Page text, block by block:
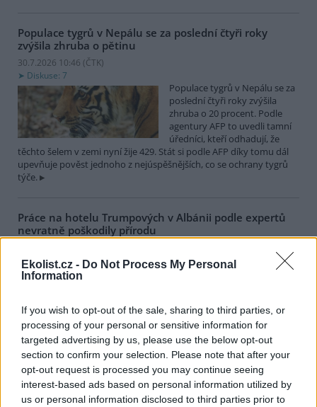
Ekolist.cz - Do Not Process My Personal
Information
If you wish to opt-out of the sale, sharing to third parties, or
processing of your personal or sensitive information for
targeted advertising by us, please use the below opt-out
section to confirm your selection. Please note that after your
opt-out request is processed you may continue seeing
interest-based ads based on personal information utilized by
us or personal information disclosed to third parties prior to
Populace tygrů v Nepálu se za poslední čtyři roky
zvýšila zhruba o pětinu
30.7.2026 10:46 (ČTK)
Diskuse: 7
Populace tygrů v Nepálu se za
poslední čtyři roky zvýšila
zhruba o 20 procent. Podle
agentury AFP to uvedli tamní
úředníci, kteří odhadují, že
těchto šelem v zemi nyní žije 429. Stát si podle AFP díky tomu dál
upevňuje pověst jednoho z nejúspěšnějších, co se ochrany tygrů
týče.
Práce na hotelu Trumpových v Albánii podle expertů
nevratně poškodily přírodu
Diskuse: 2
Při přípravných pracích v
vzniknout rozsáhlý hotelový
komplex spojený s rodinou
Trumpových, podle nevládních organizací a vědců vznikly
nenapravitelné škody. Výstavba podle nich ohrožuje krajinu i
faunu, uvedla agentura AFP. Proti developerskému projektu
spojenému s Trumpovou dcerou Ivankou a jejím manželem
Jaredem Kushnerem se od konce května v Tiraně konají pravidelné
protesty.